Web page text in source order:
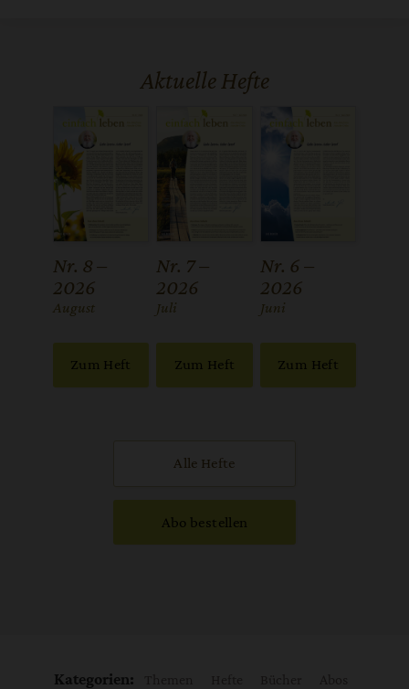
Aktuelle Hefte
Nr. 8 –
2026
:
August
Zum Heft
Nr. 7 –
2026
:
Juli
Zum Heft
Nr. 6 –
2026
:
Juni
Zum Heft
Alle Hefte
Abo bestellen
Kategorien: